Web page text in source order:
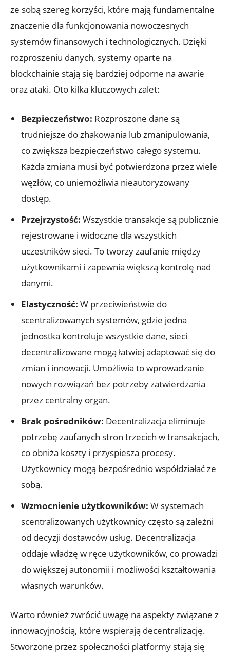
‍ze sobą szereg korzyści, które mają‌ fundamentalne
znaczenie dla funkcjonowania ⁣nowoczesnych‍
systemów finansowych i technologicznych. Dzięki
rozproszeniu danych, ⁤systemy oparte na
‌blockchainie stają się bardziej odporne na awarie
oraz ‍ataki.⁢ Oto kilka kluczowych zalet:
Bezpieczeństwo: Rozproszone ‌dane są
trudniejsze do zhakowania ⁣lub zmanipulowania,
co zwiększa bezpieczeństwo ​całego systemu.
Każda zmiana musi‍ być potwierdzona przez wiele
⁢węzłów, co uniemożliwia nieautoryzowany
dostęp.
Przejrzystość: Wszystkie transakcje⁢ są publicznie
rejestrowane i widoczne dla wszystkich​
uczestników sieci. To tworzy zaufanie między
użytkownikami i zapewnia większą kontrolę‍ nad
danymi.
Elastyczność: W przeciwieństwie do
scentralizowanych systemów, gdzie jedna
jednostka kontroluje wszystkie⁢ dane, sieci
decentralizowane mogą łatwiej adaptować ⁣się‌ do
zmian i innowacji. Umożliwia to‌ wprowadzanie
nowych rozwiązań bez potrzeby⁤ zatwierdzania
przez centralny organ.
Brak pośredników: Decentralizacja eliminuje
potrzebę‍ zaufanych stron trzecich⁣ w transakcjach,
co obniża koszty i przyspiesza procesy.
Użytkownicy mogą bezpośrednio współdziałać ze
sobą.
Wzmocnienie użytkowników: W systemach
scentralizowanych użytkownicy⁤ często są zależni​
od​ decyzji ⁤dostawców usług. Decentralizacja
oddaje władzę w ręce użytkowników, co prowadzi
do większej ⁣autonomii i możliwości kształtowania
⁢własnych warunków.
Warto ​również zwrócić​ uwagę na⁤ aspekty ‍związane z‌
innowacyjnością, które‌ wspierają decentralizację.
Stworzone przez społeczności platformy stają się